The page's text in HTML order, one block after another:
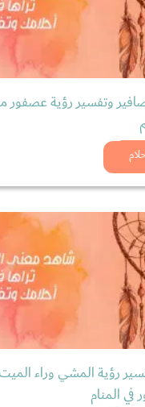
وتفسير رؤية عصفور
رؤية المشي وراء
المنام